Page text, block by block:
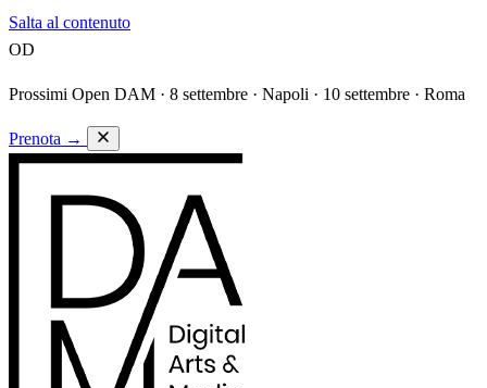
Salta al contenuto
OD
Prossimi Open DAM · 8 settembre · Napoli · 10 settembre · Roma
Prenota →